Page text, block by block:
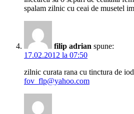
spalam zilnic cu ceai de musetel
filip adrian spune:
17.02.2012 la 07:50
zilnic curata rana cu tinctura de
fov_flp@yahoo.com